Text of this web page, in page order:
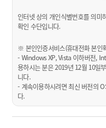
인터넷 상의 개인식별번호를 의미
확인 수단입니다.
※ 본인인증서비스(휴대전화 본인
- Windows XP, Vista 이하버전,
용하시는 분은 2019년 12월 10일
니다.
- 계속이용하시려면 최신 버전의
다.